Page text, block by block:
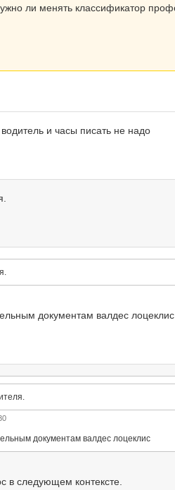
ли менять классификатор
и часы писать не надо
документам валдес лоцеклис
документам валдес лоцеклис
в следующем контексте.